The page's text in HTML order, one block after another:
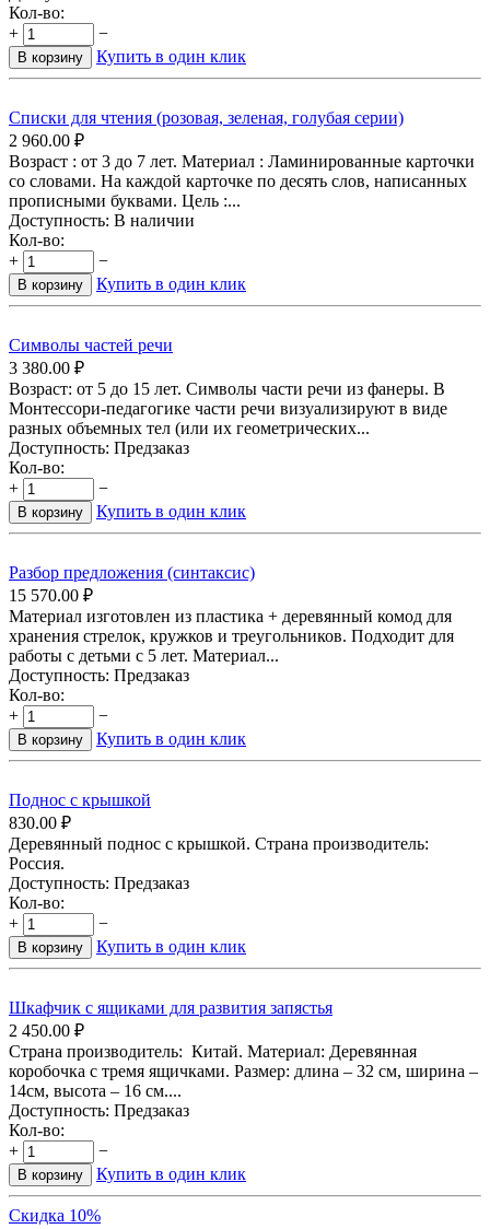
Кол-во:
+
−
В корзину Купить в один клик
Списки для чтения (розовая, зеленая, голубая серии)
2 960.00 ₽
Возраст : от 3 до 7 лет. Материал : Ламинированные карточки
со словами. На каждой карточке по десять слов, написанных
прописными буквами. Цель :...
Доступность: В наличии
Кол-во:
+
−
В корзину Купить в один клик
Символы частей речи
3 380.00 ₽
Возраст: от 5 до 15 лет. Символы части речи из фанеры. В
Монтессори-педагогике части речи визуализируют в виде
разных объемных тел (или их геометрических...
Доступность: Предзаказ
Кол-во:
+
−
В корзину Купить в один клик
Разбор предложения (синтаксис)
15 570.00 ₽
Материал изготовлен из пластика + деревянный комод для
хранения стрелок, кружков и треугольников. Подходит для
работы с детьми с 5 лет. Материал...
Доступность: Предзаказ
Кол-во:
+
−
В корзину Купить в один клик
Поднос с крышкой
830.00 ₽
Деревянный поднос с крышкой. Страна производитель:
Россия.
Доступность: Предзаказ
Кол-во:
+
−
В корзину Купить в один клик
Шкафчик с ящиками для развития запястья
2 450.00 ₽
Страна производитель: Китай. Материал: Деревянная
коробочка с тремя ящичками. Размер: длина – 32 см, ширина –
14см, высота – 16 см....
Доступность: Предзаказ
Кол-во:
+
−
В корзину Купить в один клик
Скидка 10%